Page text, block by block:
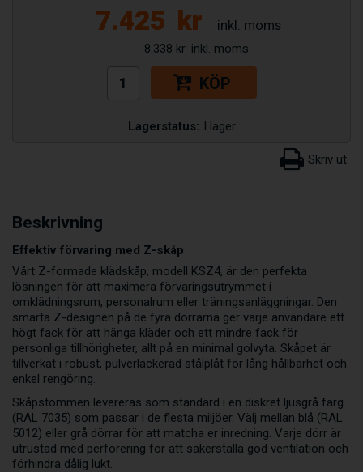
7.425 kr
8.338 kr
KÖP
Lagerstatus: I lager
Beskrivning
Effektiv förvaring med Z-skåp
Vårt Z-formade klädskåp, modell KSZ4, är den perfekta
lösningen för att maximera förvaringsutrymmet i
omklädningsrum, personalrum eller träningsanläggningar. Den
smarta Z-designen på de fyra dörrarna ger varje användare ett
högt fack för att hänga kläder och ett mindre fack för
personliga tillhörigheter, allt på en minimal golvyta. Skåpet är
tillverkat i robust, pulverlackerad stålplåt för lång hållbarhet och
enkel rengöring.
Skåpstommen levereras som standard i en diskret ljusgrå färg
(RAL 7035) som passar i de flesta miljöer. Välj mellan blå (RAL
5012) eller grå dörrar för att matcha er inredning. Varje dörr är
utrustad med perforering för att säkerställa god ventilation och
förhindra dålig lukt.